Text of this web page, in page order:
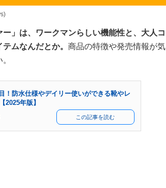
」は、ワークマンらしい機能性と、大人コ
ムなんだとか。 商品の特徴や発売情報が気
！防水仕様やデイリー使いができる靴やレ
2025年版】
この記事を読む